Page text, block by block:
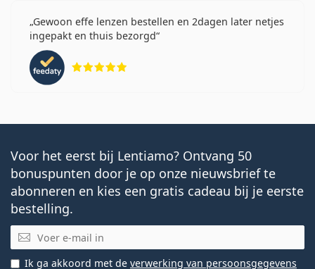
Gewoon effe lenzen bestellen en 2dagen later netjes
ingepakt en thuis bezorgd
Voor het eerst bij Lentiamo? Ontvang 50
bonuspunten door je op onze nieuwsbrief te
abonneren en kies een gratis cadeau bij je eerste
bestelling.
E-mail
Ik ga akkoord met de verwerking van persoonsgegevens